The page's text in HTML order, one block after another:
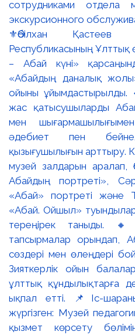
⚜️Әбілхан Қастеев
Республикасының Ұлттық
– Абай күні»
«Абайдың даналық
ойыны ұйымдастырылды.
жас қатысушыларды
мен
әдебиет пен
қызығушылығын арттыру.
музей залдарын аралап,
Абайдың портреті»,
«Абай» портреті және
«Абай. Ойшыл»
тереңірек таныды.
тапсырмалар орындап,
сөздері мен өлеңдері
Зияткерлік ойын
ұлттық құндылықтарға
ықпал етті. 📌Іс-
жүргізген: Музей
қызмет көрсету